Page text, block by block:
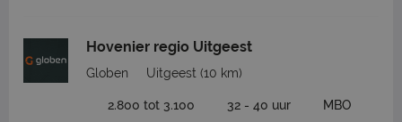
Hovenier regio Uitgeest
Globen Uitgeest (10 km)
2.800 tot 3.100 32 - 40 uur MBO